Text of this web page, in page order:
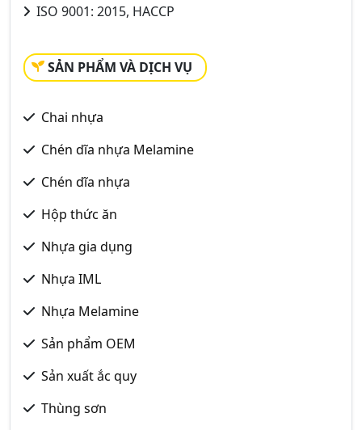
ISO 9001: 2015, HACCP
SẢN PHẨM VÀ DỊCH VỤ
Chai nhựa
Chén dĩa nhựa Melamine
Chén dĩa nhựa
Hộp thức ăn
Nhựa gia dụng
Nhựa IML
Nhựa Melamine
Sản phẩm OEM
Sản xuất ắc quy
Thùng sơn